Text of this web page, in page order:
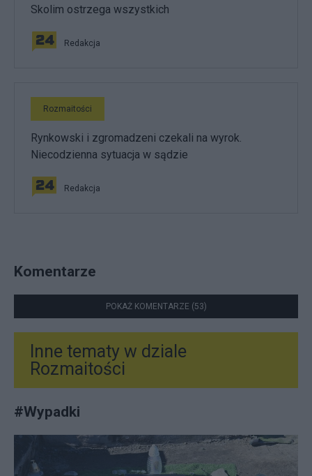
Skolim ostrzega wszystkich
Redakcja
Rozmaitości
Rynkowski i zgromadzeni czekali na wyrok.
Niecodzienna sytuacja w sądzie
Redakcja
Komentarze
POKAŻ KOMENTARZE (53)
Inne tematy w dziale
Rozmaitości
#Wypadki